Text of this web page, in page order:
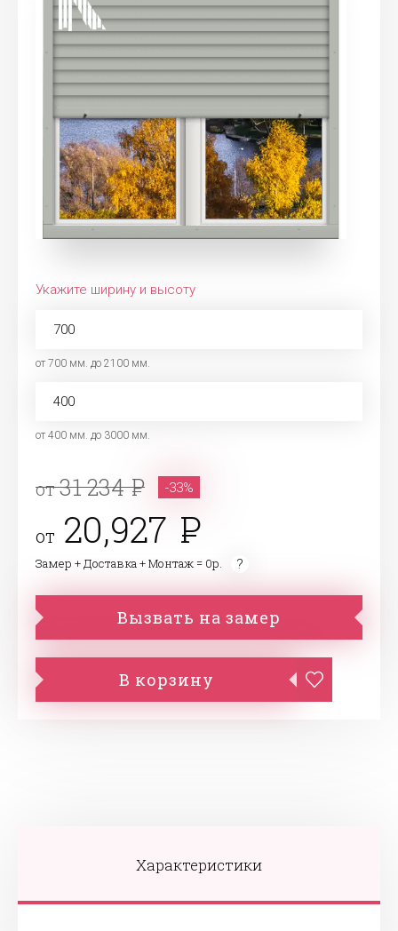
Укажите ширину и высоту
от 700 мм. до 2100 мм.
от 400 мм. до 3000 мм.
от31 234 -33%
от 20,927
Замер + Доставка + Монтаж = 0р.
Вызвать на замер
В корзину
Характеристики